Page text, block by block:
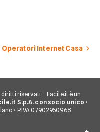
Operatori Internet Casa
diritti riservati
Facile.it è un
S.p.A. con socio unico •
• P.IVA 07902950968